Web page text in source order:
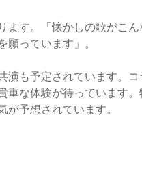
ます。「懐かしの歌がこん
っています」。
演も予定されています。コ
な体験が待っています。
予想されています。